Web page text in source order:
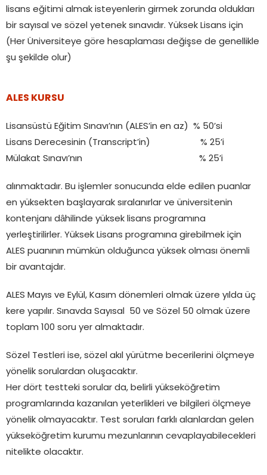
lisans eğitimi almak isteyenlerin girmek zorunda oldukları
bir sayısal ve sözel yetenek sınavıdır. Yüksek Lisans için
(Her Üniversiteye göre hesaplaması değişse de genellikle
şu şekilde olur)
ALES KURSU
Lisansüstü Eğitim Sınavı’nın (ALES’in en az) % 50’si
Lisans Derecesinin (Transcript’in) % 25’i
Mülakat Sınavı’nın % 25’i
alınmaktadır. Bu işlemler sonucunda elde edilen puanlar
en yüksekten başlayarak sıralanırlar ve üniversitenin
kontenjanı dâhilinde yüksek lisans programına
yerleştirilirler. Yüksek Lisans programına girebilmek için
ALES puanının mümkün olduğunca yüksek olması önemli
bir avantajdır.
ALES Mayıs ve Eylül, Kasım dönemleri olmak üzere yılda üç
kere yapılır. Sınavda Sayısal 50 ve Sözel 50 olmak üzere
toplam 100 soru yer almaktadır.
Sözel Testleri ise, sözel akıl yürütme becerilerini ölçmeye
yönelik sorulardan oluşacaktır.
Her dört testteki sorular da, belirli yükseköğretim
programlarında kazanılan yeterlikleri ve bilgileri ölçmeye
yönelik olmayacaktır. Test soruları farklı alanlardan gelen
yükseköğretim kurumu mezunlarının cevaplayabilecekleri
nitelikte olacaktır.